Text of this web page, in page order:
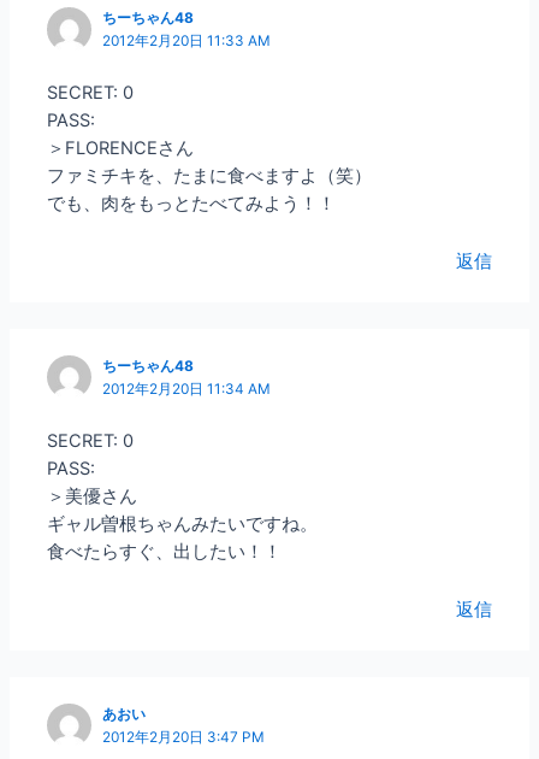
ちーちゃん48
2012年2月20日 11:33 AM
SECRET: 0
PASS:
＞FLORENCEさん
ファミチキを、たまに食べますよ（笑）
でも、肉をもっとたべてみよう！！
返信
ちーちゃん48
2012年2月20日 11:34 AM
SECRET: 0
PASS:
＞美優さん
ギャル曽根ちゃんみたいですね。
食べたらすぐ、出したい！！
返信
あおい
2012年2月20日 3:47 PM